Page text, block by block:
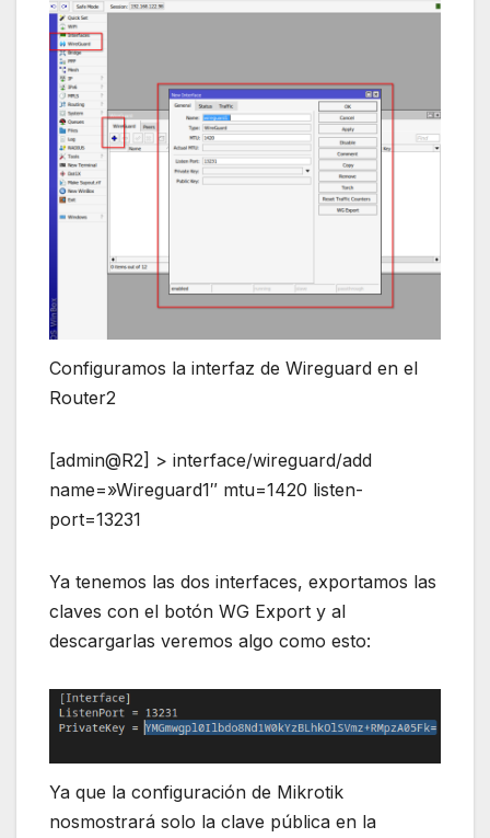
Configuramos la interfaz de Wireguard en el
Router2
[admin@R2] > interface/wireguard/add
name=»Wireguard1″ mtu=1420 listen-
port=13231
Ya tenemos las dos interfaces, exportamos las
claves con el botón WG Export y al
descargarlas veremos algo como esto:
Ya que la configuración de Mikrotik
nosmostrará solo la clave pública en la